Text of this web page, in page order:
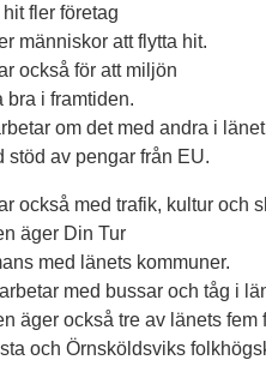
fler företag
människor att flytta hit.
också för att miljön
bra i framtiden.
om det med andra i länet
stöd av pengar från EU.
också med trafik, kultur och
äger Din Tur
med länets kommuner.
med bussar och tåg i
äger också tre av länets fem
och Örnsköldsviks